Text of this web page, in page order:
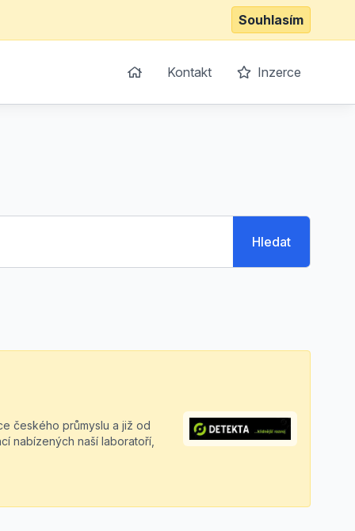
Souhlasím
Kontakt Inzerce
Hledat
českého průmyslu a již od
nabízených naší laboratoří,